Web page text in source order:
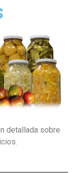
detallada sobre